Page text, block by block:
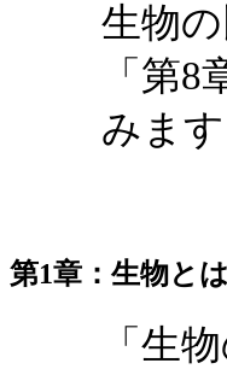
生物
「第
みます
第1章：生物と
「生